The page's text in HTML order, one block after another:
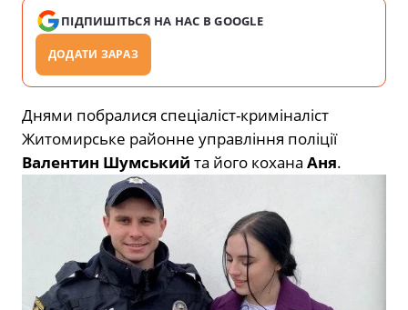
ПІДПИШІТЬСЯ НА НАС В GOOGLE
ДОДАТИ ЗАРАЗ
Днями побралися спеціаліст-криміналіст
Житомирське районне управління поліції
Валентин Шумський та його кохана Аня.